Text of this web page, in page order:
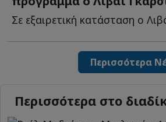
Περισσότερα
Περισσότερα στο